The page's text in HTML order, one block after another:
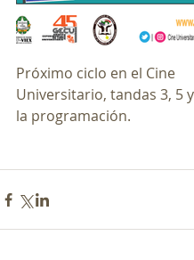
Próximo ciclo en el Cine
Universitario, tandas 3, 5
la programación.